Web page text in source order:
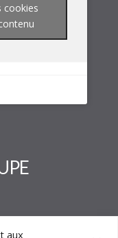
aux
cookies